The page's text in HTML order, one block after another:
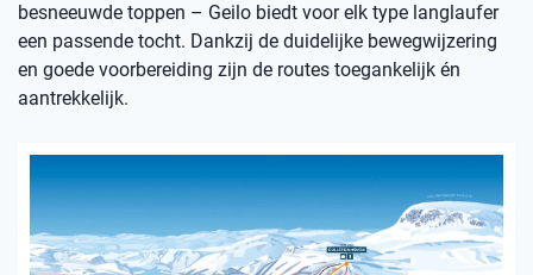
besneeuwde toppen – Geilo biedt voor elk type langlaufer
een passende tocht. Dankzij de duidelijke bewegwijzering
en goede voorbereiding zijn de routes toegankelijk én
aantrekkelijk.